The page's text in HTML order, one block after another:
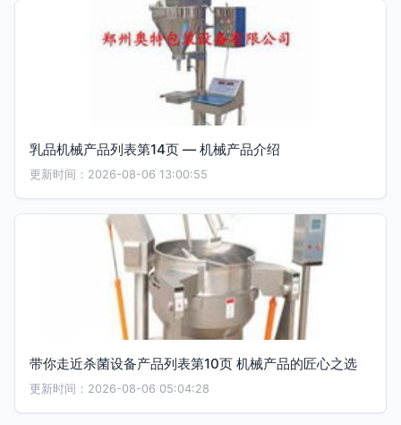
乳品机械产品列表第14页 — 机械产品介绍
更新时间：2026-08-06 13:00:55
带你走近杀菌设备产品列表第10页 机械产品的匠心之选
更新时间：2026-08-06 05:04:28